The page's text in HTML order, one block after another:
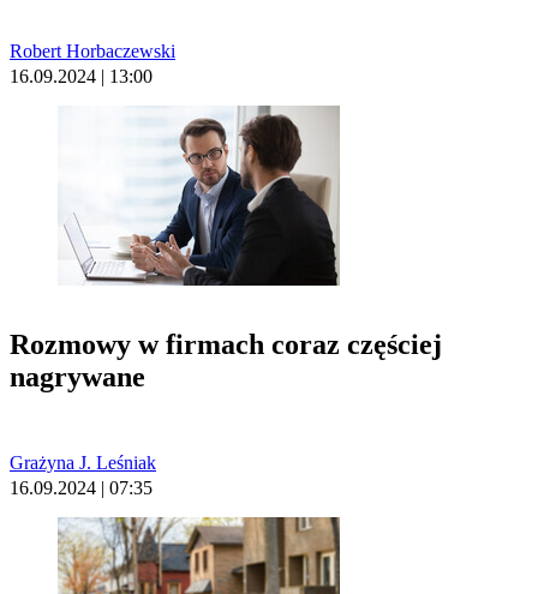
Robert Horbaczewski
16.09.2024 | 13:00
Rozmowy w firmach coraz częściej
nagrywane
Grażyna J. Leśniak
16.09.2024 | 07:35